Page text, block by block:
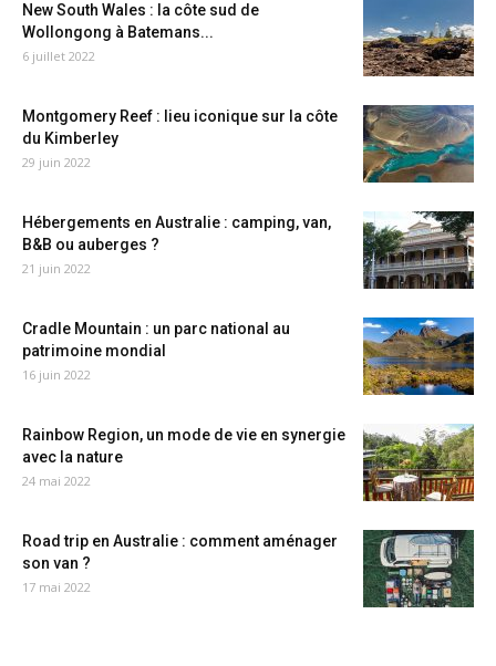
New South Wales : la côte sud de
Wollongong à Batemans...
6 juillet 2022
Montgomery Reef : lieu iconique sur la côte
du Kimberley
29 juin 2022
Hébergements en Australie : camping, van,
B&B ou auberges ?
21 juin 2022
Cradle Mountain : un parc national au
patrimoine mondial
16 juin 2022
Rainbow Region, un mode de vie en synergie
avec la nature
24 mai 2022
Road trip en Australie : comment aménager
son van ?
17 mai 2022